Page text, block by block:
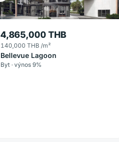
4,865,000 THB
140,000 THB /m²
Bellevue Lagoon
Byt · výnos 9%